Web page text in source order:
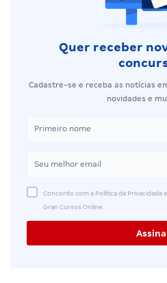
Quer receber
Cadastre-se e receba as notícias
novidades e
Concordo com a Política de Privacidade
Gran Cursos Online.